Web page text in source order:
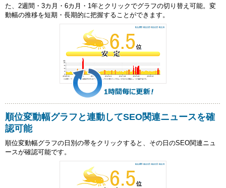
た、2週間・3カ月・6カ月・1年とクリックでグラフの切り替え可能。変
動幅の推移を短期・長期的に把握することができます。
順位変動幅グラフと連動してSEO関連ニュースを確
認可能
順位変動幅グラフの日別の帯をクリックすると、その日のSEO関連ニュ
ースが確認可能です。